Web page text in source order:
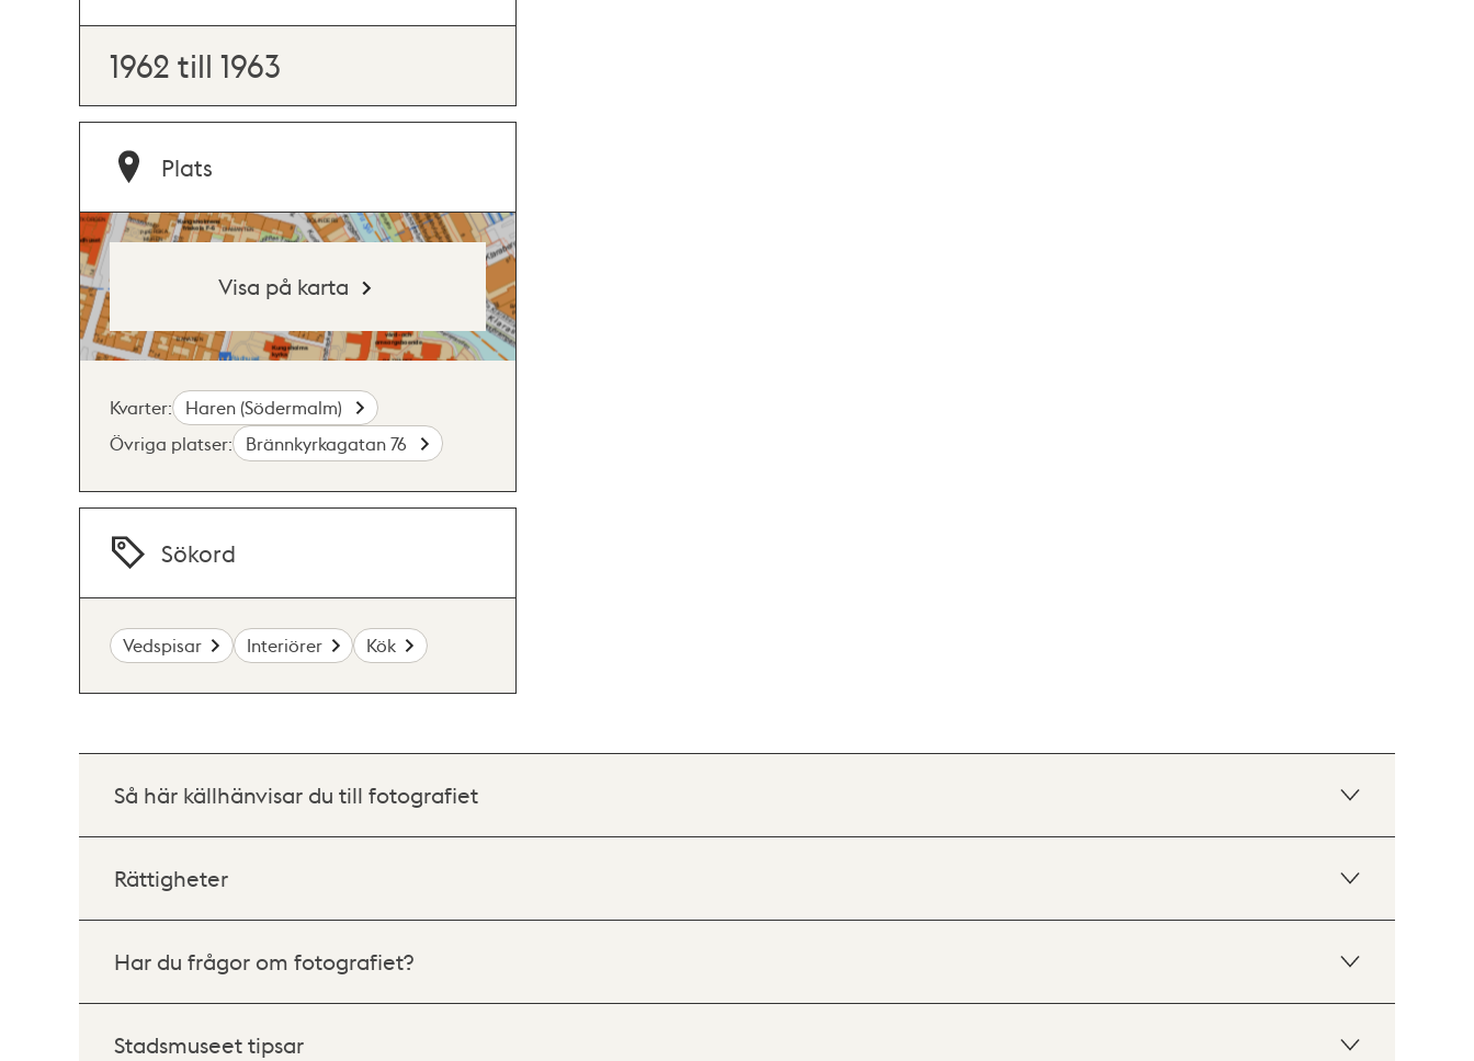
1962 till 1963
Plats
Visa på karta
Kvarter:
Haren (Södermalm)
Övriga platser:
Brännkyrkagatan 76
Sökord
Vedspisar Interiörer Kök
Så här källhänvisar du till fotografiet
Rättigheter
Har du frågor om fotografiet?
Stadsmuseet tipsar